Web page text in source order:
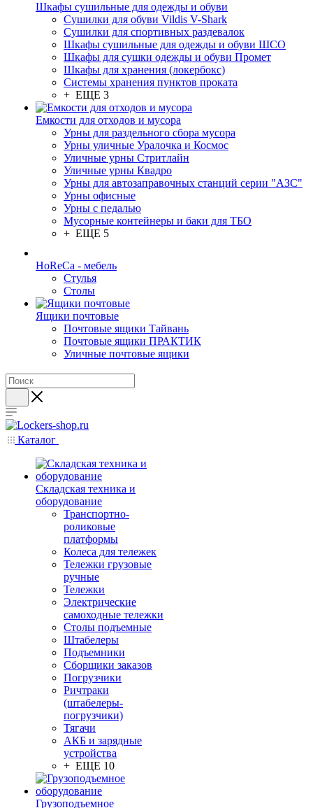
Шкафы сушильные для одежды и обуви
Сушилки для обуви Vildis V-Shark
Сушилки для спортивных раздевалок
Шкафы сушильные для одежды и обуви ШСО
Шкафы для сушки одежды и обуви Промет
Шкафы для хранения (локербокс)
Системы хранения пунктов проката
+ ЕЩЕ 3
Емкости для отходов и мусора
Урны для раздельного сбора мусора
Урны уличные Уралочка и Космос
Уличные урны Стритлайн
Уличные урны Квадро
Урны для автозаправочных станций серии "АЗС"
Урны офисные
Урны с педалью
Мусорные контейнеры и баки для ТБО
+ ЕЩЕ 5
HoReCa - мебель
Стулья
Столы
Ящики почтовые
Почтовые ящики Тайвань
Почтовые ящики ПРАКТИК
Уличные почтовые ящики
Каталог
Складская техника и
оборудование
Транспортно-
роликовые
платформы
Колеса для тележек
Тележки грузовые
ручные
Тележки
Электрические
самоходные тележки
Столы подъемные
Штабелеры
Подъемники
Сборщики заказов
Погрузчики
Ричтраки
(штабелеры-
погрузчики)
Тягачи
АКБ и зарядные
устройства
+ ЕЩЕ 10
Грузоподъемное